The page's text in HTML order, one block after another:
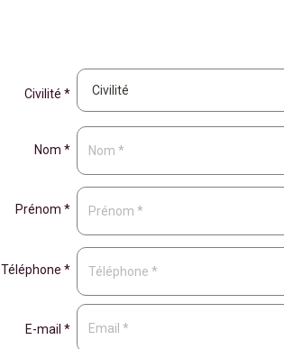
Civilité *
Nom *
Prénom *
Téléphone *
E-mail *